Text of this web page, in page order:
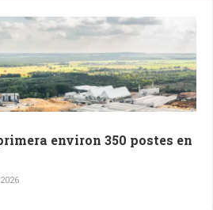
environ 350 postes en